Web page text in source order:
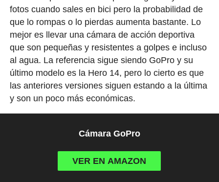
fotos cuando sales en bici pero la probabilidad de
que lo rompas o lo pierdas aumenta bastante. Lo
mejor es llevar una cámara de acción deportiva
que son pequeñas y resistentes a golpes e incluso
al agua. La referencia sigue siendo GoPro y su
último modelo es la Hero 14, pero lo cierto es que
las anteriores versiones siguen estando a la última
y son un poco más económicas.
Cámara GoPro
VER EN AMAZON